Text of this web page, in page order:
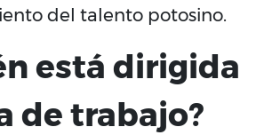
del talento potosino.
está dirigida
de trabajo?